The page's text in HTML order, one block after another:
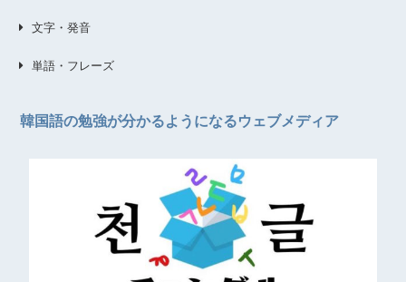
文字・発音
単語・フレーズ
韓国語の勉強が分かるようになるウェブメディア